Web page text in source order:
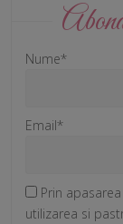
Nume*
Email*
Prin
utilizarea si